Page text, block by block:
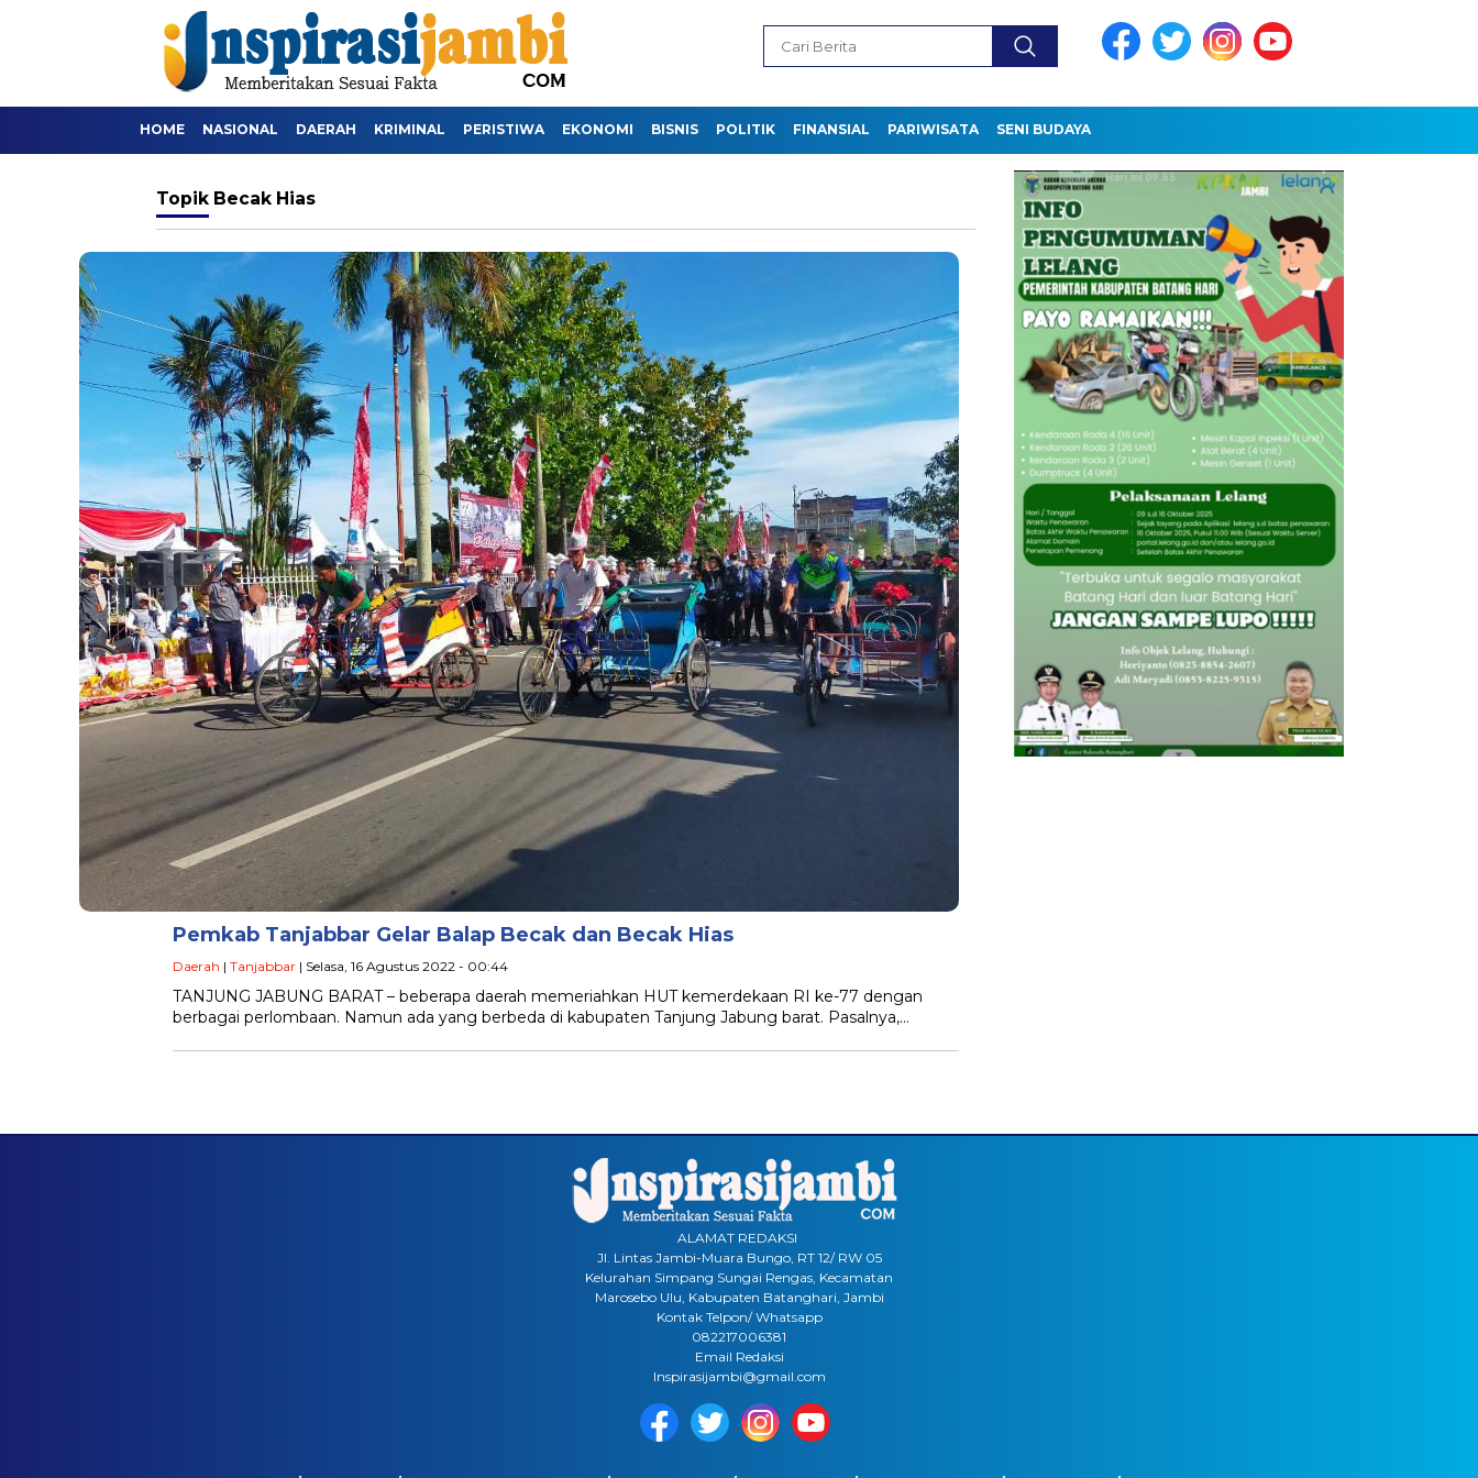
HOME NASIONAL DAERAH KRIMINAL PERISTIWA EKONOMI BISNIS POLITIK FINANSIAL PARIWISATA SENI BUDAYA
Topik Becak Hias
Pemkab Tanjabbar Gelar Balap Becak dan Becak Hias
Daerah | Tanjabbar | Selasa, 16 Agustus 2022 - 00:44
TANJUNG JABUNG BARAT – beberapa daerah memeriahkan HUT kemerdekaan RI ke-77 dengan
berbagai perlombaan. Namun ada yang berbeda di kabupaten Tanjung Jabung barat. Pasalnya,…
ALAMAT REDAKSI
Jl. Lintas Jambi-Muara Bungo, RT 12/ RW 05
Kelurahan Simpang Sungai Rengas, Kecamatan
Marosebo Ulu, Kabupaten Batanghari, Jambi
Kontak Telpon/ Whatsapp
082217006381
Email Redaksi
Inspirasijambi@gmail.com